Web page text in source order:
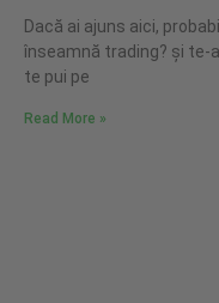
Dacă ai ajuns aici,
înseamnă trading? și te-
te pui pe
Read More »